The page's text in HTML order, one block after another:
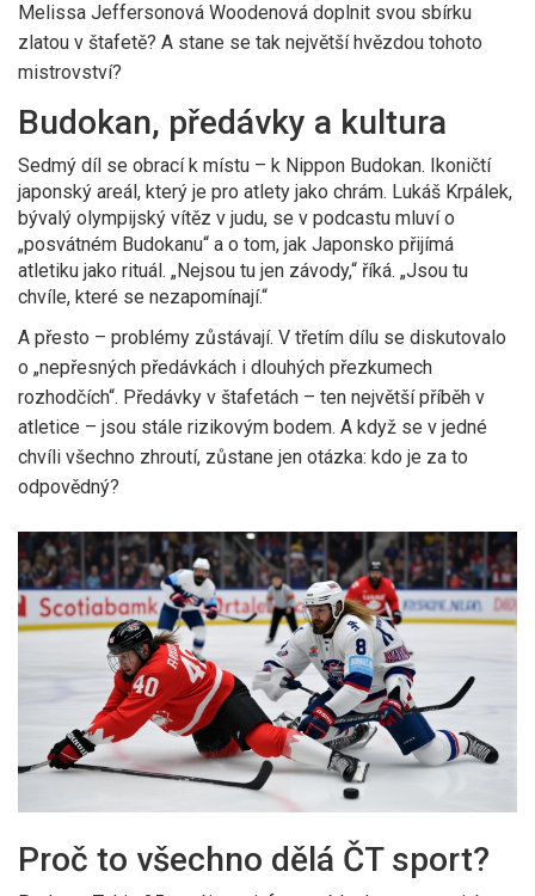
Melissa Jeffersonová Woodenová doplnit svou sbírku
zlatou v štafetě? A stane se tak největší hvězdou tohoto
mistrovství?
Budokan, předávky a kultura
Sedmý díl se obrací k místu – k Nippon Budokan. Ikoničtí
japonský areál, který je pro atlety jako chrám. Lukáš Krpálek,
bývalý olympijský vítěz v judu, se v podcastu mluví o
„posvátném Budokanu“ a o tom, jak Japonsko přijímá
atletiku jako rituál. „Nejsou tu jen závody,“ říká. „Jsou tu
chvíle, které se nezapomínají.“
A přesto – problémy zůstávají. V třetím dílu se diskutovalo
o „nepřesných předávkách i dlouhých přezkumech
rozhodčích“. Předávky v štafetách – ten největší příběh v
atletice – jsou stále rizikovým bodem. A když se v jedné
chvíli všechno zhroutí, zůstane jen otázka: kdo je za to
odpovědný?
Proč to všechno dělá ČT sport?